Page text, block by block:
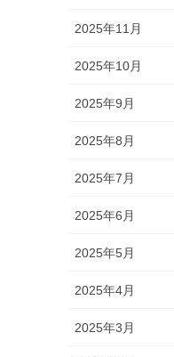
2025年11月
2025年10月
2025年9月
2025年8月
2025年7月
2025年6月
2025年5月
2025年4月
2025年3月